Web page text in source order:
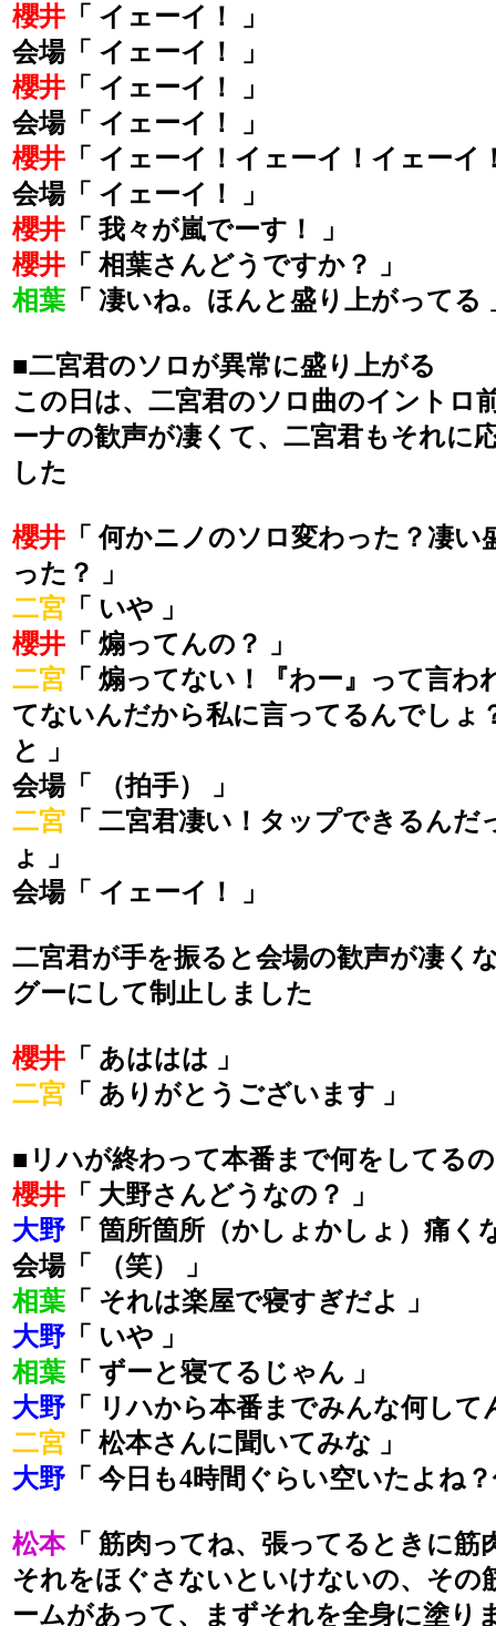
櫻井 「 イェーイ！ 」
会場「 イェーイ！ 」
櫻井 「 イェーイ！ 」
会場「 イェーイ！ 」
櫻井 「 イェーイ！イェーイ！イェーイ
会場「 イェーイ！ 」
櫻井 「 我々が嵐でーす！ 」
櫻井 「 相葉さんどうですか？ 」
相葉 「 凄いね。ほんと盛り上がってる
■二宮君のソロが異常に盛り上がる
この日は、二宮君のソロ曲のイントロ
ーナの歓声が凄くて、二宮君もそれに
した
櫻井 「 何かニノのソロ変わった？凄
った？ 」
二宮 「 いや 」
櫻井 「 煽ってんの？ 」
二宮 「 煽ってない！『わー』って言わ
てないんだから私に言ってるんでしょ
と 」
会場「 （拍手） 」
二宮 「 二宮君凄い！タップできるん
ょ 」
会場「 イェーイ！ 」
二宮君が手を振ると会場の歓声が凄く
グーにして制止しました
櫻井 「 あははは 」
二宮 「 ありがとうございます 」
■リハが終わって本番まで何をしてる
櫻井 「 大野さんどうなの？ 」
大野 「 箇所箇所（かしょかしょ）痛く
会場「 （笑） 」
相葉 「 それは楽屋で寝すぎだよ 」
大野 「 いや 」
相葉 「 ずーと寝てるじゃん 」
大野 「 リハから本番までみんな何して
二宮 「 松本さんに聞いてみな 」
大野 「 今日も4時間ぐらい空いたよね
松本「 筋肉ってね、張ってるときに筋
それをほぐさないといけないの、その
ームがあって、まずそれを全身に塗り